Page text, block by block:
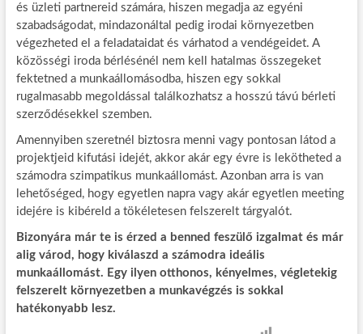
és üzleti partnereid számára, hiszen megadja az egyéni
szabadságodat, mindazonáltal pedig irodai környezetben
végezheted el a feladataidat és várhatod a vendégeidet. A
közösségi iroda bérlésénél nem kell hatalmas összegeket
fektetned a munkaállomásodba, hiszen egy sokkal
rugalmasabb megoldással találkozhatsz a hosszú távú bérleti
szerződésekkel szemben.
Amennyiben szeretnél biztosra menni vagy pontosan látod a
projektjeid kifutási idejét, akkor akár egy évre is lekötheted a
számodra szimpatikus munkaállomást. Azonban arra is van
lehetőséged, hogy egyetlen napra vagy akár egyetlen meeting
idejére is kibéreld a tökéletesen felszerelt tárgyalót.
Bizonyára már te is érzed a benned feszülő izgalmat és már
alig várod, hogy kiválaszd a számodra ideális
munkaállomást. Egy ilyen otthonos, kényelmes, végletekig
felszerelt környezetben a munkavégzés is sokkal
hatékonyabb lesz.